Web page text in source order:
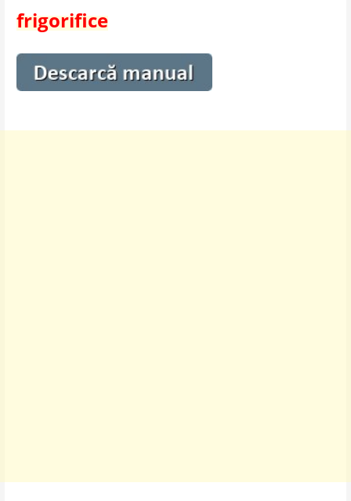
frigorifice